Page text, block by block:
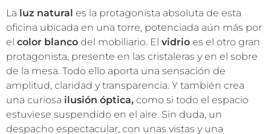
La luz natural es la protagonista absoluta de esta
oficina ubicada en una torre, potenciada aún más por
el color blanco del mobiliario. El vidrio es el otro gran
protagonista, presente en las cristaleras y en el sobre
de la mesa. Todo ello aporta una sensación de
amplitud, claridad y transparencia. Y también crea
una curiosa ilusión óptica, como si todo el espacio
estuviese suspendido en el aire. Sin duda, un
despacho espectacular, con unas vistas y una